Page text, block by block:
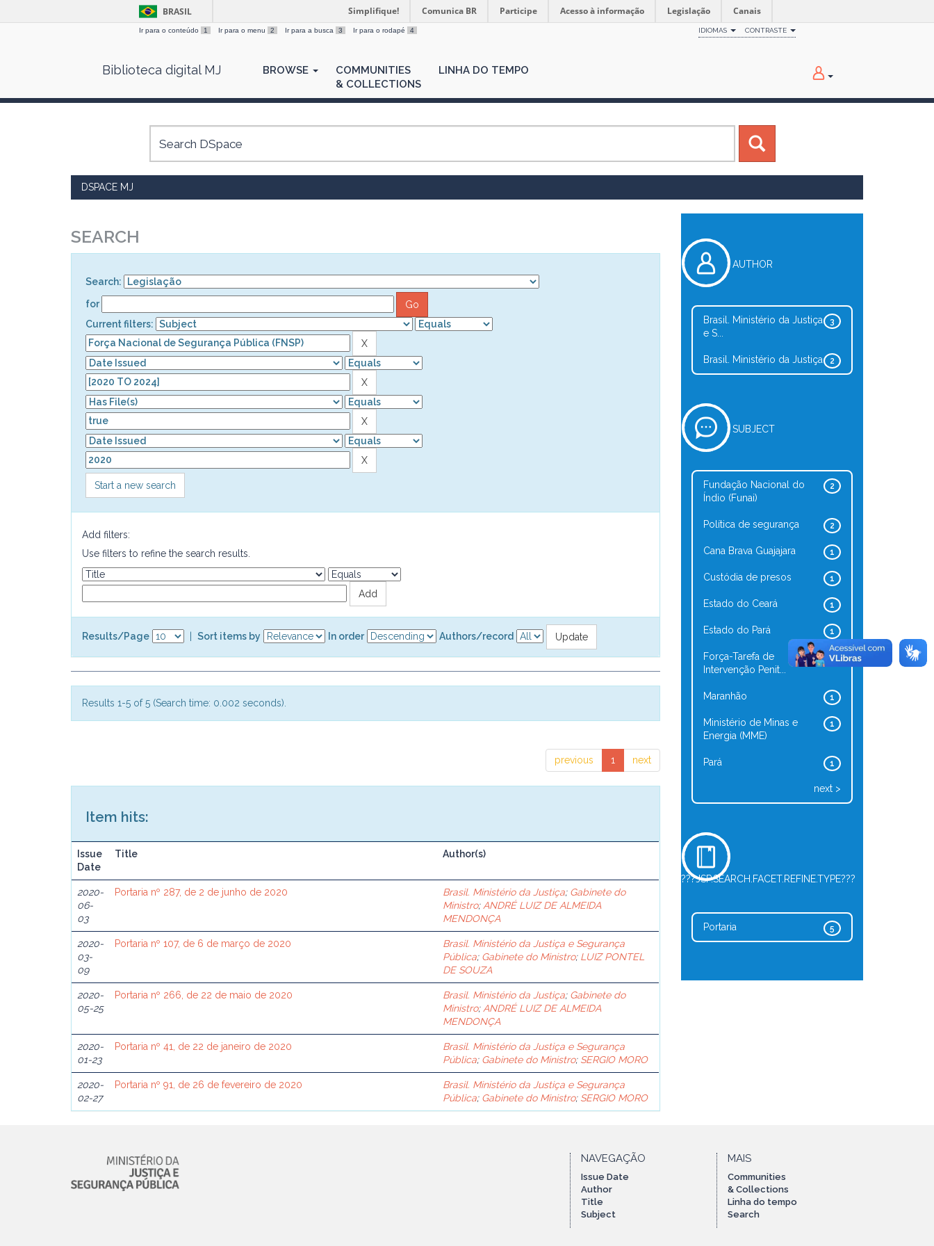
BRASIL Simplifique! Comunica BR Participe Acesso à informação Legislação Canais
Ir para o conteúdo 1 Ir para o menu 2 Ir para a busca 3 Ir para o rodapé 4 IDIOMAS CONTRASTE
Biblioteca digital MJ BROWSE
COMMUNITIES
& COLLECTIONS
LINHA DO TEMPO
DSPACE MJ
SEARCH
Search:
for
Current filters:
Start a new search
Add filters:
Use filters to refine the search results.
Results/Page Sort items by In order Authors/record
Results 1-5 of 5 (Search time: 0.002 seconds).
previous 1 next
Item hits:
Issue
Date
Title Author(s)
2020-
06-
03
Portaria nº 287, de 2 de junho de 2020 Brasil. Ministério da Justiça; Gabinete do
Ministro; ANDRÉ LUIZ DE ALMEIDA
MENDONÇA
2020-
03-
09
Portaria nº 107, de 6 de março de 2020
Brasil. Ministério da Justiça e Segurança
Pública; Gabinete do Ministro; LUIZ PONTEL
DE SOUZA
2020-
05-25
Portaria nº 266, de 22 de maio de 2020 Brasil. Ministério da Justiça; Gabinete do
Ministro; ANDRÉ LUIZ DE ALMEIDA
MENDONÇA
2020-
01-23
Portaria nº 41, de 22 de janeiro de 2020
Brasil. Ministério da Justiça e Segurança
Pública; Gabinete do Ministro; SERGIO MORO
2020-
02-27
Portaria nº 91, de 26 de fevereiro de 2020
Brasil. Ministério da Justiça e Segurança
Pública; Gabinete do Ministro; SERGIO MORO
AUTHOR
3
Brasil. Ministério da Justiça
e S...
2
Brasil. Ministério da Justiça
SUBJECT
2
Fundação Nacional do
Índio (Funai)
2
Política de segurança
1
Cana Brava Guajajara
1
Custódia de presos
1
Estado do Ceará
1
Estado do Pará
1
Força-Tarefa de
Intervenção Penit...
1
Maranhão
1
Ministério de Minas e
Energia (MME)
1
Pará
next >
???JSP.SEARCH.FACET.REFINE.TYPE???
5
Portaria
NAVEGAÇÃO
Issue Date
Author
Title
Subject
MAIS
Communities
& Collections
Linha do tempo
Search